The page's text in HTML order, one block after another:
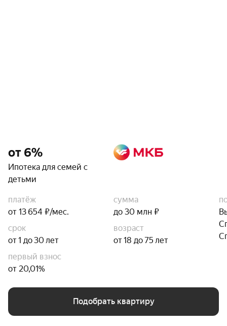
от 6%
Ипотека для семей с
детьми
платёж
от 13 654 ₽/мес.
сумма
до 30 млн ₽
срок
от 1 до 30 лет
возраст
от 18 до 75 лет
первый взнос
от 20,01%
Подобрать квартиру